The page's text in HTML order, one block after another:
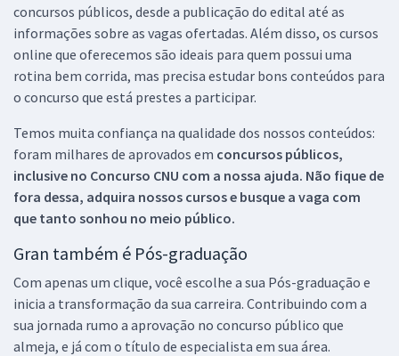
concursos públicos, desde a publicação do edital até as
informações sobre as vagas ofertadas. Além disso, os cursos
online que oferecemos são ideais para quem possui uma
rotina bem corrida, mas precisa estudar bons conteúdos para
o concurso que está prestes a participar.
Temos muita confiança na qualidade dos nossos conteúdos:
foram milhares de aprovados em concursos públicos,
inclusive no Concurso CNU com a nossa ajuda. Não fique de
fora dessa, adquira nossos cursos e busque a vaga com
que tanto sonhou no meio público.
Gran também é Pós-graduação
Com apenas um clique, você escolhe a sua Pós-graduação e
inicia a transformação da sua carreira. Contribuindo com a
sua jornada rumo a aprovação no concurso público que
almeja, e já com o título de especialista em sua área.